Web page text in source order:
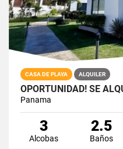
CASA DE PLAYA ALQUILER
Panama
3
Alcobas
2.5
Baños